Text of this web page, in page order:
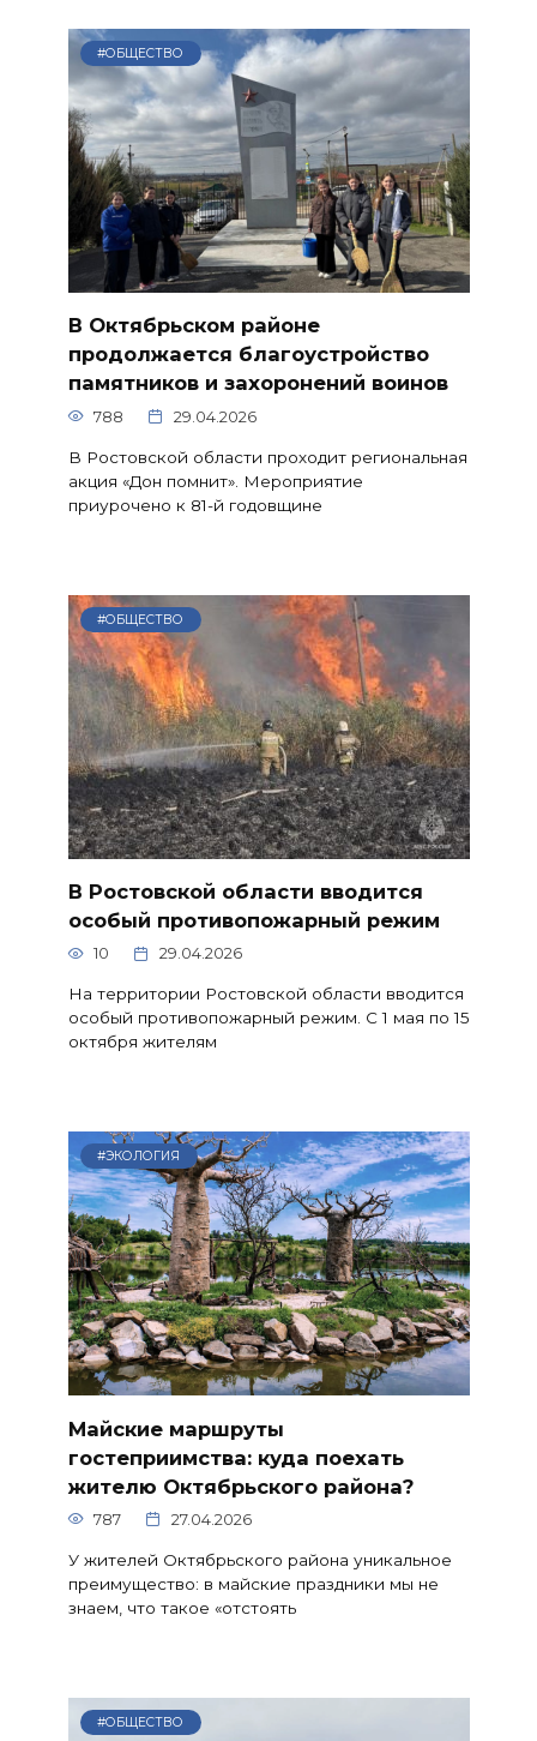
#ОБЩЕСТВО
В Октябрьском районе
продолжается благоустройство
памятников и захоронений воинов
788 29.04.2026
В Ростовской области проходит региональная
акция «Дон помнит». Мероприятие
приурочено к 81-й годовщине
#ОБЩЕСТВО
В Ростовской области вводится
особый противопожарный режим
10 29.04.2026
На территории Ростовской области вводится
особый противопожарный режим. С 1 мая по 15
октября жителям
#ЭКОЛОГИЯ
Майские маршруты
гостеприимства: куда поехать
жителю Октябрьского района?
787 27.04.2026
У жителей Октябрьского района уникальное
преимущество: в майские праздники мы не
знаем, что такое «отстоять
#ОБЩЕСТВО